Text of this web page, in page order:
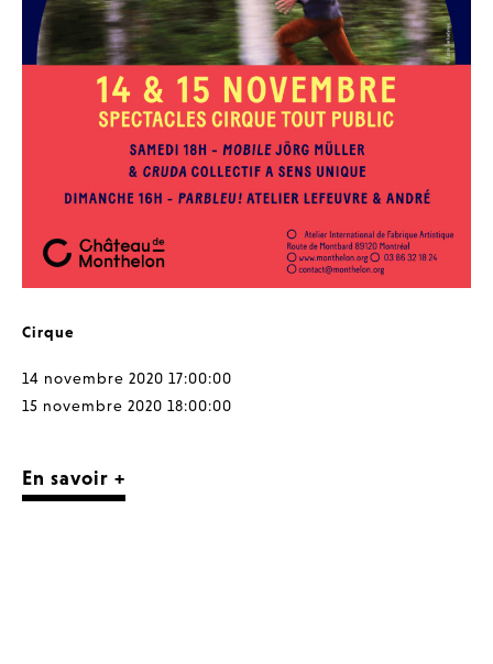
Cirque
14 novembre 2020 17:00:00
15 novembre 2020 18:00:00
En savoir +